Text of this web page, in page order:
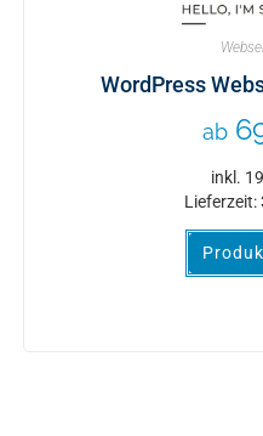
WordPress
ab
inkl.
Lieferzeit: